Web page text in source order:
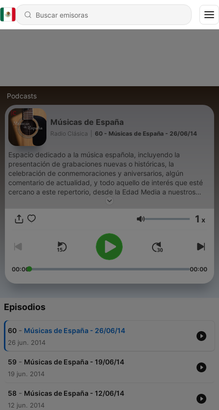
Podcasts
Músicas de España
Radio Clásica 60 - Músicas de España - 26/06/14
Espacio dedicado a la música española, incluyendo la
presentación de grabaciones nuevas o históricas, la
celebración de conmemoraciones y aniversarios, algún
comentario de actualidad, y todo aquello de interés que esté
cercano a este repertorio, desde la Edad Media a nuestros
Volumen 1 x
00:00 00:00
Episodios
60 - Músicas de España - 26/06/14
26 jun. 2014
59 - Músicas de España - 19/06/14
19 jun. 2014
58 - Músicas de España - 12/06/14
12 jun. 2014